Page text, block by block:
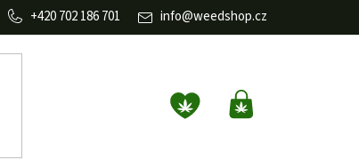
info@weedshop.cz
702 186 701
NÁKUPNÍ